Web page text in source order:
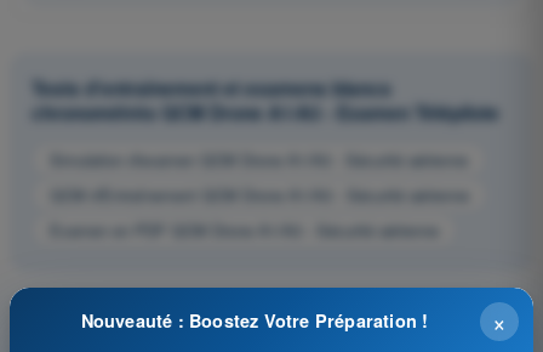
Tests d'entraînement et examens blancs
chronométrés QCM Drone A1/A3 - Examen Télépilote
Simulation d'examen QCM Drone A1/A3 - Sécurité aérienne
QCM d'Entraînement QCM Drone A1/A3 - Sécurité aérienne
Examen en PDF QCM Drone A1/A3 - Sécurité aérienne
×
Nouveauté : Boostez Votre Préparation !